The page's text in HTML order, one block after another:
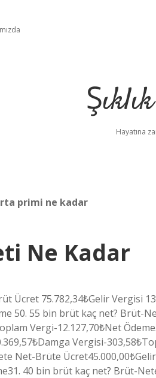
Hayatına
primi ne kadar
Ne Kadar
Ücret 75.782,34₺Gelir Vergisi
50. 55 bin brüt kaç net? Brüt-
Vergi-12.127,70₺Net
Vergisi-
Net-Brüte
40 bin brüt kaç net? Brüt-